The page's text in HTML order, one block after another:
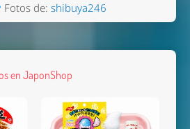
Fotos de: shibuya246
en JaponShop